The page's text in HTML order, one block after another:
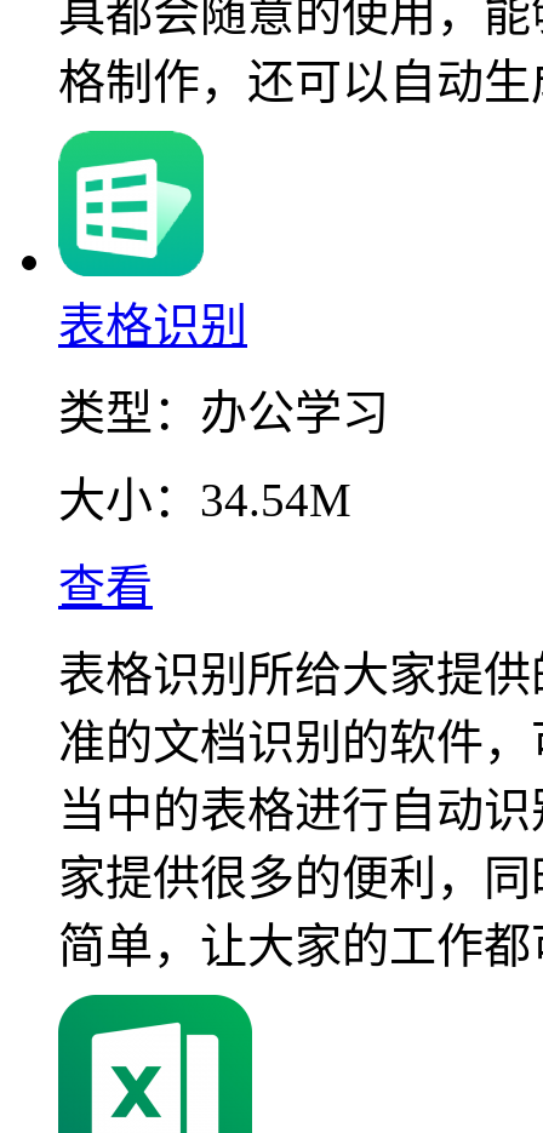
具都会随意的使用，
格制作，还可以自动
表格识别
类型： 办公学习
大小： 34.54M
查看
表格识别所给大家提
准的文档识别的软件
当中的表格进行自动
家提供很多的便利，
简单，让大家的工作